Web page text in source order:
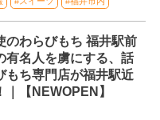
のわらびもち 福井駅前
有名人を虜にする、話
もち専門店が福井駅近
｜【NEWOPEN】